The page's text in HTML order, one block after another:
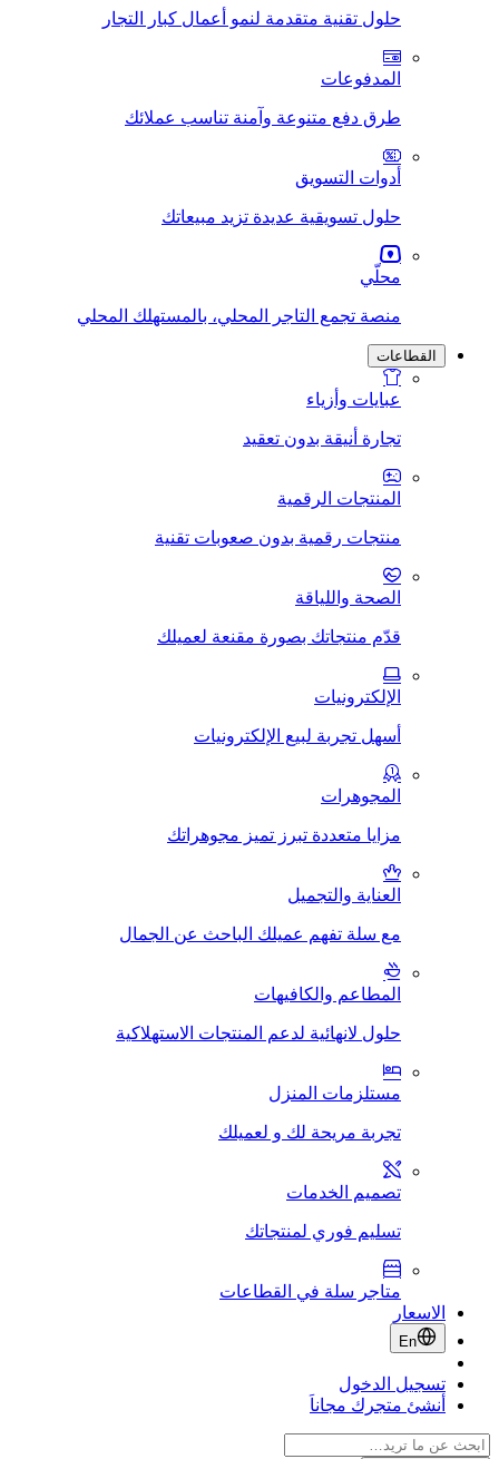
حلول تقنية متقدمة لنمو أعمال كبار التجار
المدفوعات
طرق دفع متنوعة وآمنة تناسب عملائك
أدوات التسويق
حلول تسويقية عديدة تزيد مبيعاتك
محلّي
منصة تجمع التاجر المحلي، بالمستهلك المحلي
القطاعات
عبايات وأزياء
تجارة أنيقة بدون تعقيد
المنتجات الرقمية
منتجات رقمية بدون صعوبات تقنية
الصحة واللياقة
قدّم منتجاتك بصورة مقنعة لعميلك
الإلكترونيات
أسهل تجربة لبيع الإلكترونيات
المجوهرات
مزايا متعددة تبرز تميز مجوهراتك
العناية والتجميل
مع سلة تفهم عميلك الباحث عن الجمال
المطاعم والكافيهات
حلول لانهائية لدعم المنتجات الاستهلاكية
مستلزمات المنزل
تجربة مريحة لك و لعميلك
تصميم الخدمات
تسليم فوري لمنتجاتك
متاجر سلة في القطاعات
الاسعار
En
تسجيل الدخول
أنشئ متجرك مجاناَ